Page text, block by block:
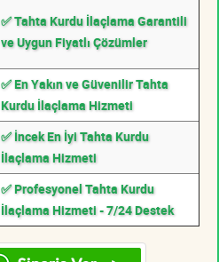
✅ Tahta Kurdu İlaçlama Garantili
ve Uygun Fiyatlı Çözümler
✅ En Yakın ve Güvenilir Tahta
Kurdu İlaçlama Hizmeti
✅ İncek En İyi Tahta Kurdu
İlaçlama Hizmeti
✅ Profesyonel Tahta Kurdu
İlaçlama Hizmeti - 7/24 Destek